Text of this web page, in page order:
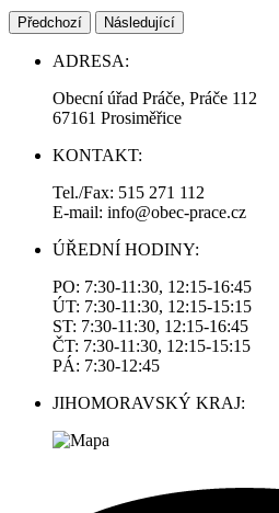
Předchozí Následující
ADRESA:
Obecní úřad Práče, Práče 112
67161 Prosiměřice
KONTAKT:
Tel./Fax: 515 271 112
E-mail: info@obec-prace.cz
ÚŘEDNÍ HODINY:
PO: 7:30-11:30, 12:15-16:45
ÚT: 7:30-11:30, 12:15-15:15
ST: 7:30-11:30, 12:15-16:45
ČT: 7:30-11:30, 12:15-15:15
PÁ: 7:30-12:45
JIHOMORAVSKÝ KRAJ: